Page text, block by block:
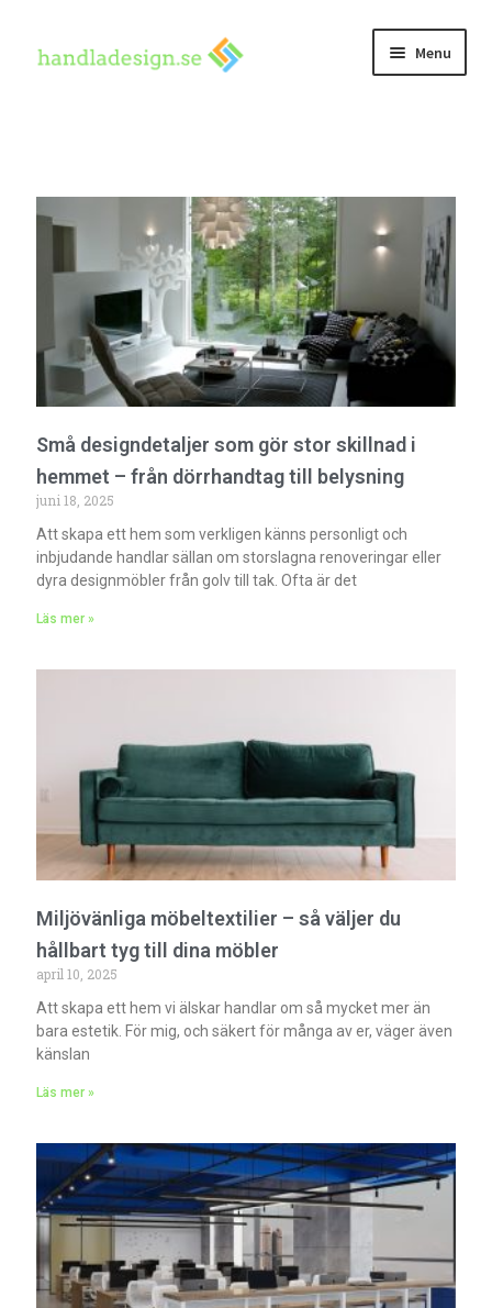
Menu
Små designdetaljer som gör stor skillnad i
hemmet – från dörrhandtag till belysning
juni 18, 2025
Att skapa ett hem som verkligen känns personligt och
inbjudande handlar sällan om storslagna renoveringar eller
dyra designmöbler från golv till tak. Ofta är det
Läs mer »
Miljövänliga möbeltextilier – så väljer du
hållbart tyg till dina möbler
april 10, 2025
Att skapa ett hem vi älskar handlar om så mycket mer än
bara estetik. För mig, och säkert för många av er, väger även
känslan
Läs mer »